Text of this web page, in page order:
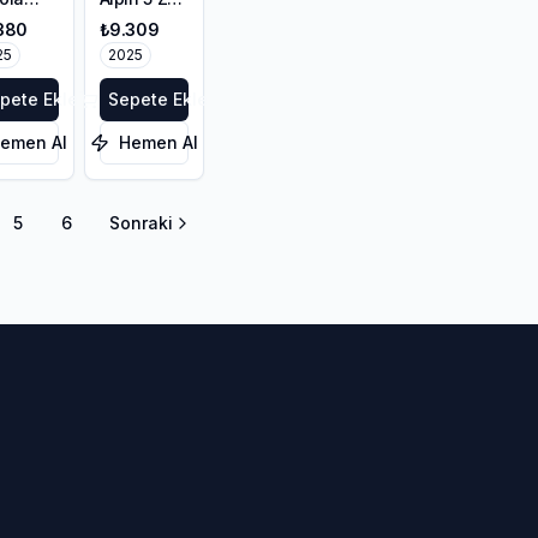
XL
Ekle
Al
225/55R17
97H
₺9.309
2025
Sepete Ekle
Hemen Al
5 6 Sonraki